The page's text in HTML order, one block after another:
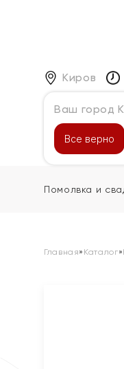
Киров
Ваш город
Все верно
Каталог
Помолвка и
Главная» Каталог»